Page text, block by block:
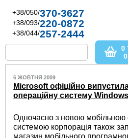
+38/050/370-3627
+38/093/220-0872
+38/044/257-2444
0
6 ЖОВТНЯ 2009
Microsoft офіційно
операційну систему
Одночасно з новою мобільною
системою корпорація також
магазин мобільного